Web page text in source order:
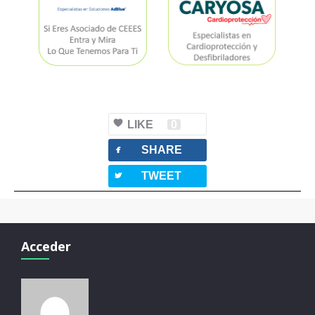
LIKE 0
facebook SHARE
twitterbird TWEET
Acceder